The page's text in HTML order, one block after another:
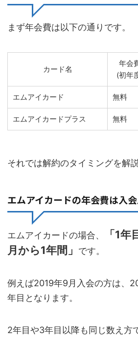
まず年会費は以下の通りです。
カード名
年会
(初年
エムアイカード 無料
エムアイカードプラス 無料
それでは解約のタイミングを解説
エムアイカードの年会費は入
エムアイカードの場合、
「1
月から1年間」
です。
例えば2019年9月入会の方は、
年目となります。
2年目や3年目以降も同じ数え方